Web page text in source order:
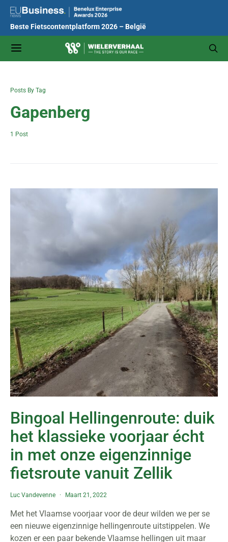
Beste Fietscontentplatform 2026 – België
Posts By Tag
Gapenberg
1 Post
Bingoal Hellingenroute: duik
het klassieke voorjaar écht
in met onze eigenzinnige
fietsroute vanuit Zellik
Luc Vandevenne Maart 21, 2022
Met het Vlaamse voorjaar voor de deur wilden we per se
een nieuwe eigenzinnige hellingenroute uitstippelen. We
kozen er een paar bekende Vlaamse hellingen uit maar